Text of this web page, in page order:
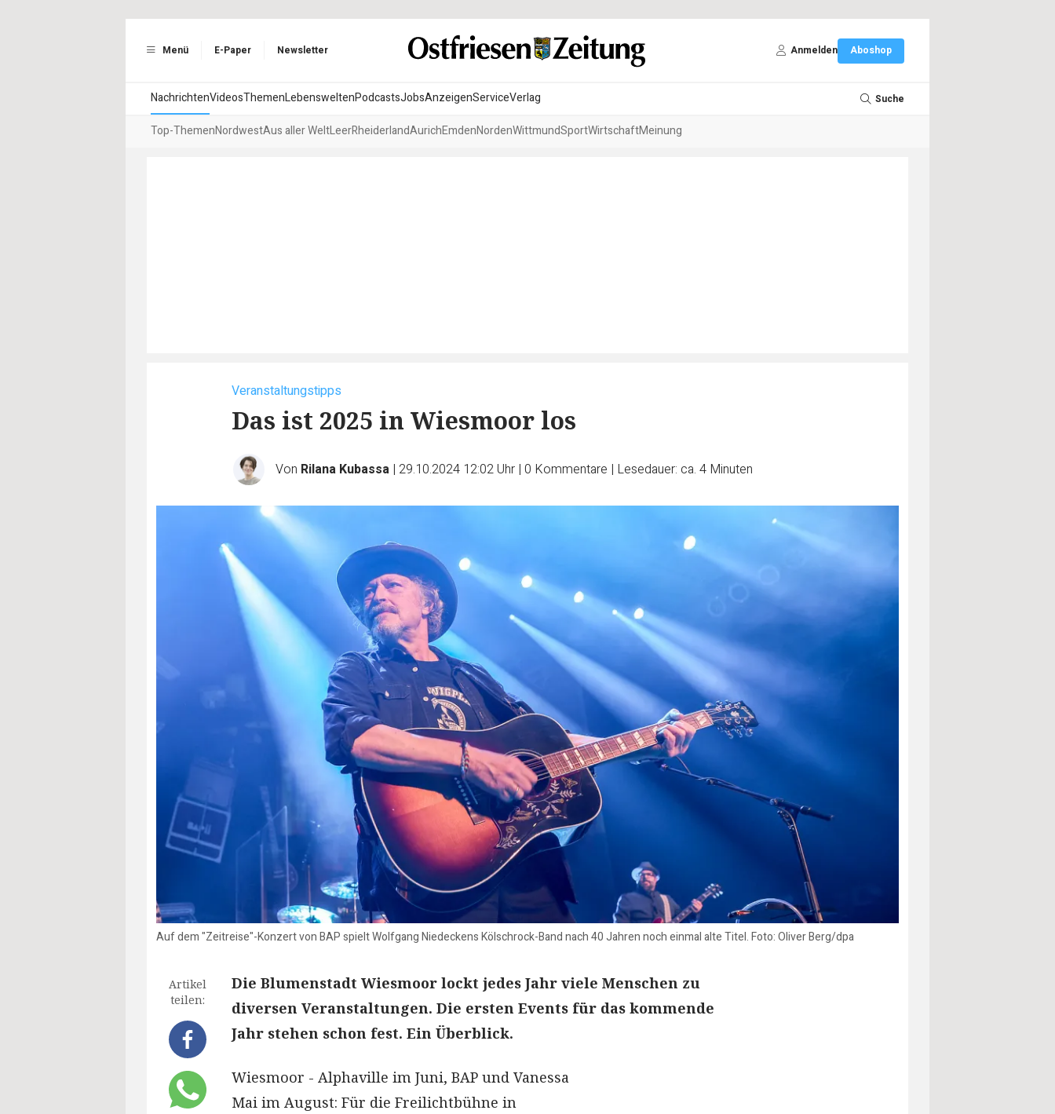
Menü E-Paper Newsletter Anmelden Aboshop
NachrichtenVideosThemenLebensweltenPodcastsJobsAnzeigenServiceVerlag Suche
Top-ThemenNordwestAus aller WeltLeerRheiderlandAurichEmdenNordenWittmundSportWirtschaftMeinung
Veranstaltungstipps
Das ist 2025 in Wiesmoor los
Von Rilana Kubassa | 29.10.2024 12:02 Uhr | 0 Kommentare | Lesedauer: ca. 4 Minuten
Auf dem "Zeitreise"-Konzert von BAP spielt Wolfgang Niedeckens Kölschrock-Band nach 40 Jahren noch einmal alte Titel. Foto: Oliver Berg/dpa
Artikel
teilen:
Die Blumenstadt Wiesmoor lockt jedes Jahr viele Menschen zu
diversen Veranstaltungen. Die ersten Events für das kommende
Jahr stehen schon fest. Ein Überblick.
Wiesmoor - Alphaville im Juni, BAP und Vanessa
Mai im August: Für die Freilichtbühne in